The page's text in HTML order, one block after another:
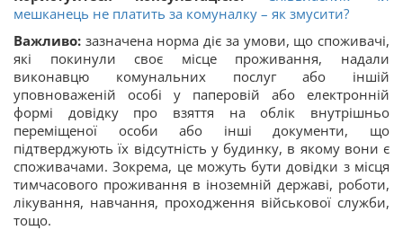
мешканець не платить за комуналку – як змусити?
Важливо: зазначена норма діє за умови, що споживачі,
які покинули своє місце проживання, надали
виконавцю комунальних послуг або іншій
уповноваженій особі у паперовій або електронній
формі довідку про взяття на облік внутрішньо
переміщеної особи або інші документи, що
підтверджують їх відсутність у будинку, в якому вони є
споживачами. Зокрема, це можуть бути довідки з місця
тимчасового проживання в іноземній державі, роботи,
лікування, навчання, проходження військової служби,
тощо.